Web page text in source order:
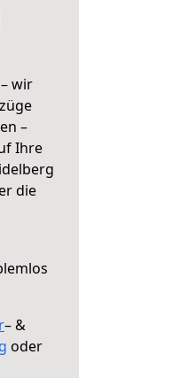
wir
–
Ihre
die
– &
oder